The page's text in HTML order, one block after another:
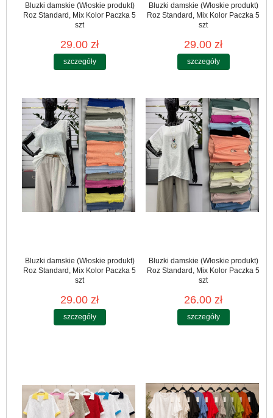
Bluzki damskie (Włoskie produkt)
Roz Standard, Mix Kolor Paczka 5
szt
29.00 zł
szczegóły
Bluzki damskie (Włoskie produkt)
Roz Standard, Mix Kolor Paczka 5
szt
29.00 zł
szczegóły
Bluzki damskie (Włoskie produkt)
Roz Standard, Mix Kolor Paczka 5
szt
29.00 zł
szczegóły
Bluzki damskie (Włoskie produkt)
Roz Standard, Mix Kolor Paczka 5
szt
26.00 zł
szczegóły